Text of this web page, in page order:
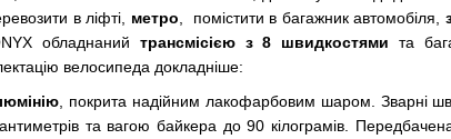
в ліфті, метро, помістити в багажник автомобіля,
обладнаний трансмісією з 8 швидкостями та
велосипеда докладніше:
, покрита надійним лакофарбовим шаром. Зварні
та вагою байкера до 90 кілограмів.